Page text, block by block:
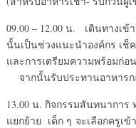
09.00 – 12.00 น. เดินทางเ
นั้นเป็นช่วงแนะนำองค์กร เช็
และการเตรียมความพร้อมก่อ
จากนั้นรับประทานอาหารก
13.00 น. กิจกรรมสันทนากา
แยกย้าย เด็ก ๆ จะเลือกครูเข้